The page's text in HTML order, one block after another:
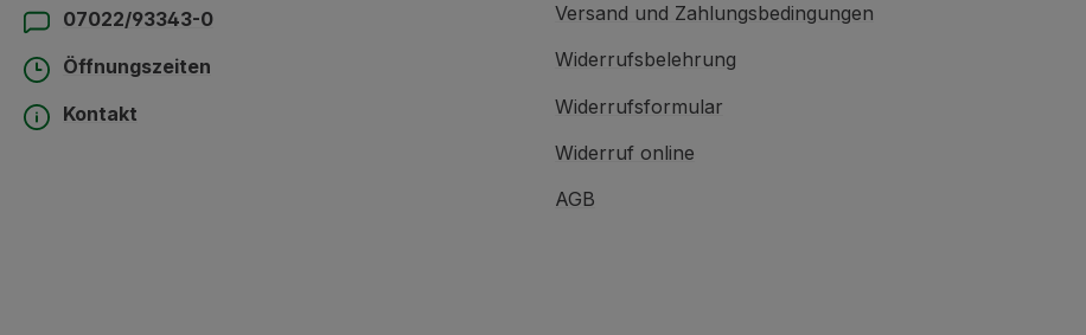
07022/93343-0
Öffnungszeiten
Kontakt
Versand und Zahlungsbedingungen
Widerrufsbelehrung
Widerrufsformular
Widerruf online
AGB